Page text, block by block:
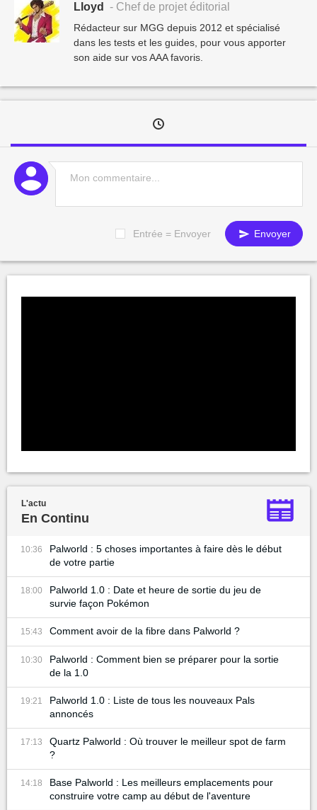
Lloyd - Chef de projet éditorial
Rédacteur sur MGG depuis 2012 et spécialisé
dans les tests et les guides, pour vous apporter
son aide sur vos AAA favoris.
Entrée = Envoyer Envoyer
L'actu
En Continu
10:36
Palworld : 5 choses importantes à faire dès le début
de votre partie
18:00
Palworld 1.0 : Date et heure de sortie du jeu de
survie façon Pokémon
15:43 Comment avoir de la fibre dans Palworld ?
10:30
Palworld : Comment bien se préparer pour la sortie
de la 1.0
19:21
Palworld 1.0 : Liste de tous les nouveaux Pals
annoncés
17:13
Quartz Palworld : Où trouver le meilleur spot de farm
?
14:18
Base Palworld : Les meilleurs emplacements pour
construire votre camp au début de l'aventure